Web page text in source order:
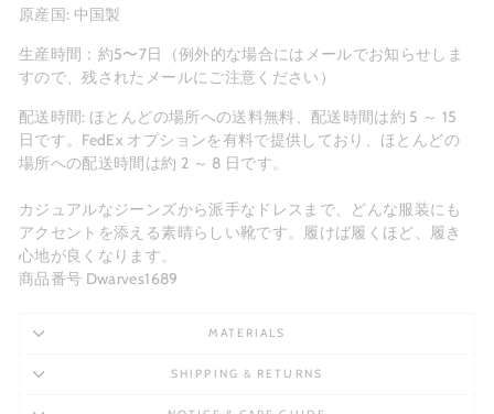
原産国: 中国製
生産時間：約5〜7日（例外的な場合にはメールでお知らせしま
すので、残されたメールにご注意ください）
配送時間: ほとんどの場所への送料無料、配送時間は約 5 ～ 15
日です。FedEx オプションを有料で提供しており、ほとんどの
場所への配送時間は約 2 ～ 8 日です。
カジュアルなジーンズから派手なドレスまで、どんな服装にも
アクセントを添える素晴らしい靴です。履けば履くほど、履き
心地が良くなります。
商品番号 Dwarves1689
MATERIALS
SHIPPING & RETURNS